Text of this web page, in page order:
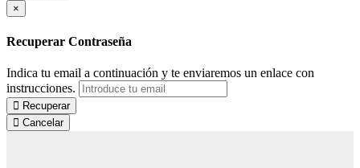
×
Recuperar Contraseña
Indica tu email a continuación y te enviaremos un enlace con
instrucciones.
Recuperar
Cancelar